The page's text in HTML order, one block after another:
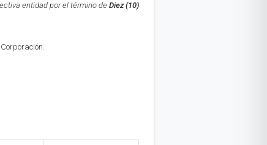
entidad por el término de Diez (10)